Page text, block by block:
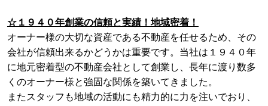
☆１９４０年創業の信頼と実績！地域密着！
オーナー様の大切な資産である不動産を任せるため、その
会社が信頼出来るかどうかは重要です。当社は１９４０年
に地元密着型の不動産会社として創業し、 長年に渡り数多
くのオーナー様と強固な関係を築いてきました。
またスタッフも地域の活動にも精力的に力を注いでおり、